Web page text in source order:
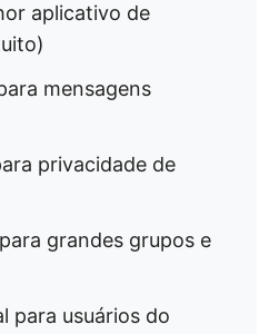
aplicativo de
mensagens
privacidade de
grandes grupos e
para usuários do